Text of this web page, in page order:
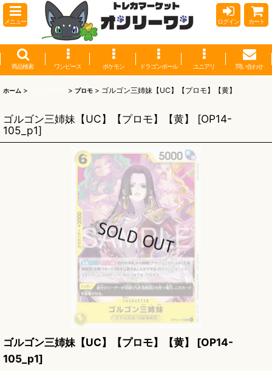
メニュー ログイン カート
商品検索 ワンピース ポケモン ドラゴンボール ユニアリ 問い合わせ
ホーム > > プロモ > ゴルゴン三姉妹【UC】【プロモ】【黄】
ゴルゴン三姉妹【UC】【プロモ】【黄】 [OP14-
105_p1]
ゴルゴン三姉妹【UC】【プロモ】【黄】 [OP14-
105_p1]